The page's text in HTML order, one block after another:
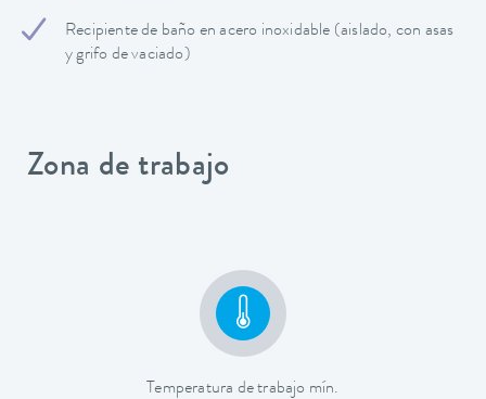
Recipiente de baño en acero inoxidable (aislado, con asas
y grifo de vaciado)
Zona de trabajo
Temperatura de trabajo mín.